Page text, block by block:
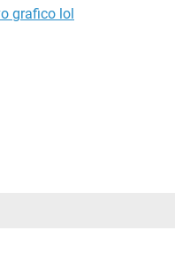
grafico lol